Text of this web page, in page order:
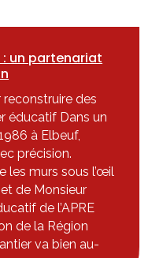
: un partenariat
reconstruire des
éducatif Dans un
à Elbeuf,
précision.
les murs sous l’œil
de Monsieur
de l’APRE
de la Région
va bien au-